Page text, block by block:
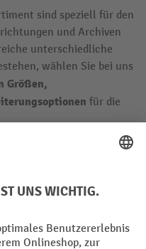
sind speziell für den
und Archiven
unterschiedliche
wählen Sie bei uns
Größen,
für die
Sie bei Jungheinrich
Modellen: